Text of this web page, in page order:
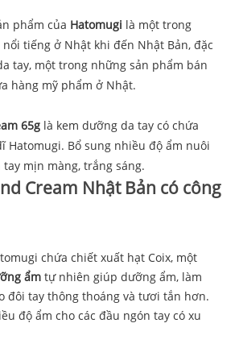
phẩm của Hatomugi là một trong
tiếng ở Nhật khi đến Nhật Bản, đặc
tay, một trong những sản phẩm bán
hàng mỹ phẩm ở Nhật.
65g là kem dưỡng da tay có chứa
​​Hatomugi. Bổ sung nhiều độ ẩm nuôi
mịn màng, trắng sáng.
Cream Nhật Bản có công
chứa chiết xuất hạt Coix, một
ẩm tự nhiên giúp dưỡng ẩm, làm
đôi tay thông thoáng và tươi tắn hơn.
độ ẩm cho các đầu ngón tay có xu